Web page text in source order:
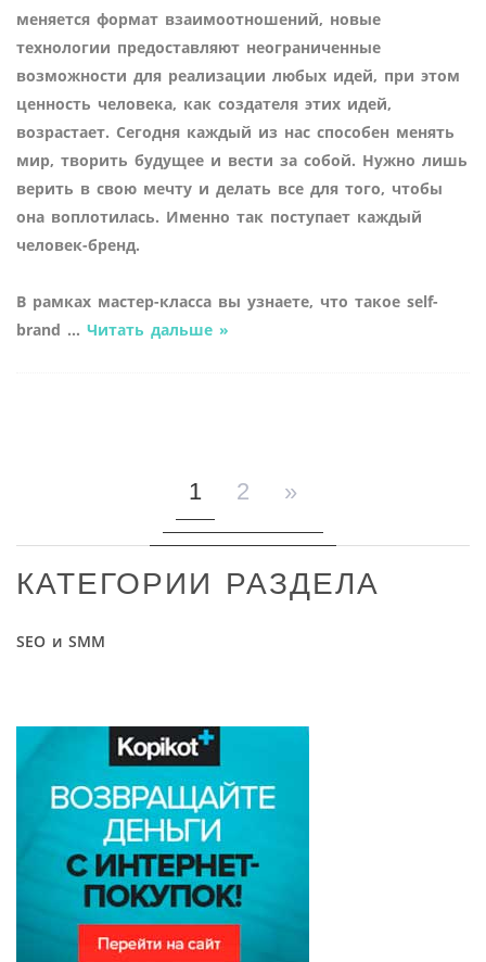
меняется формат взаимоотношений, новые
технологии предоставляют неограниченные
возможности для реализации любых идей, при этом
ценность человека, как создателя этих идей,
возрастает. Сегодня каждый из нас способен менять
мир, творить будущее и вести за собой. Нужно лишь
верить в свою мечту и делать все для того, чтобы
она воплотилась. Именно так поступает каждый
человек-бренд.
В рамках мастер-класса вы узнаете, что такое self-
brand ... Читать дальше »
1 2 »
КАТЕГОРИИ РАЗДЕЛА
SEO и SMM